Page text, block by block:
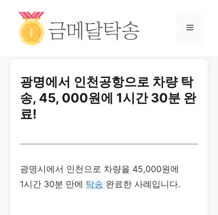
광명에서 인천공항으로 차량 탁
송, 45, 000원에 1시간 30분 완
료!
광명시에서 인천으로 차량을 45,000원에
1시간 30분 만에 탁송 완료한 사례입니다.